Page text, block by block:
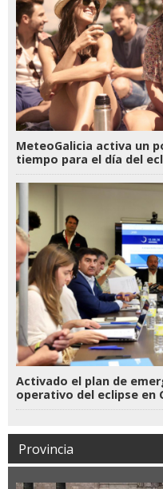
MeteoGalicia activa un
tiempo para el día del
Activado el plan de
operativo del eclipse en
Provincia